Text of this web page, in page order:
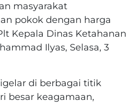
masyarakat
pokok dengan harga
Kepala Dinas Ketahanan
Ilyas, Selasa, 3
di berbagai titik
besar keagamaan,